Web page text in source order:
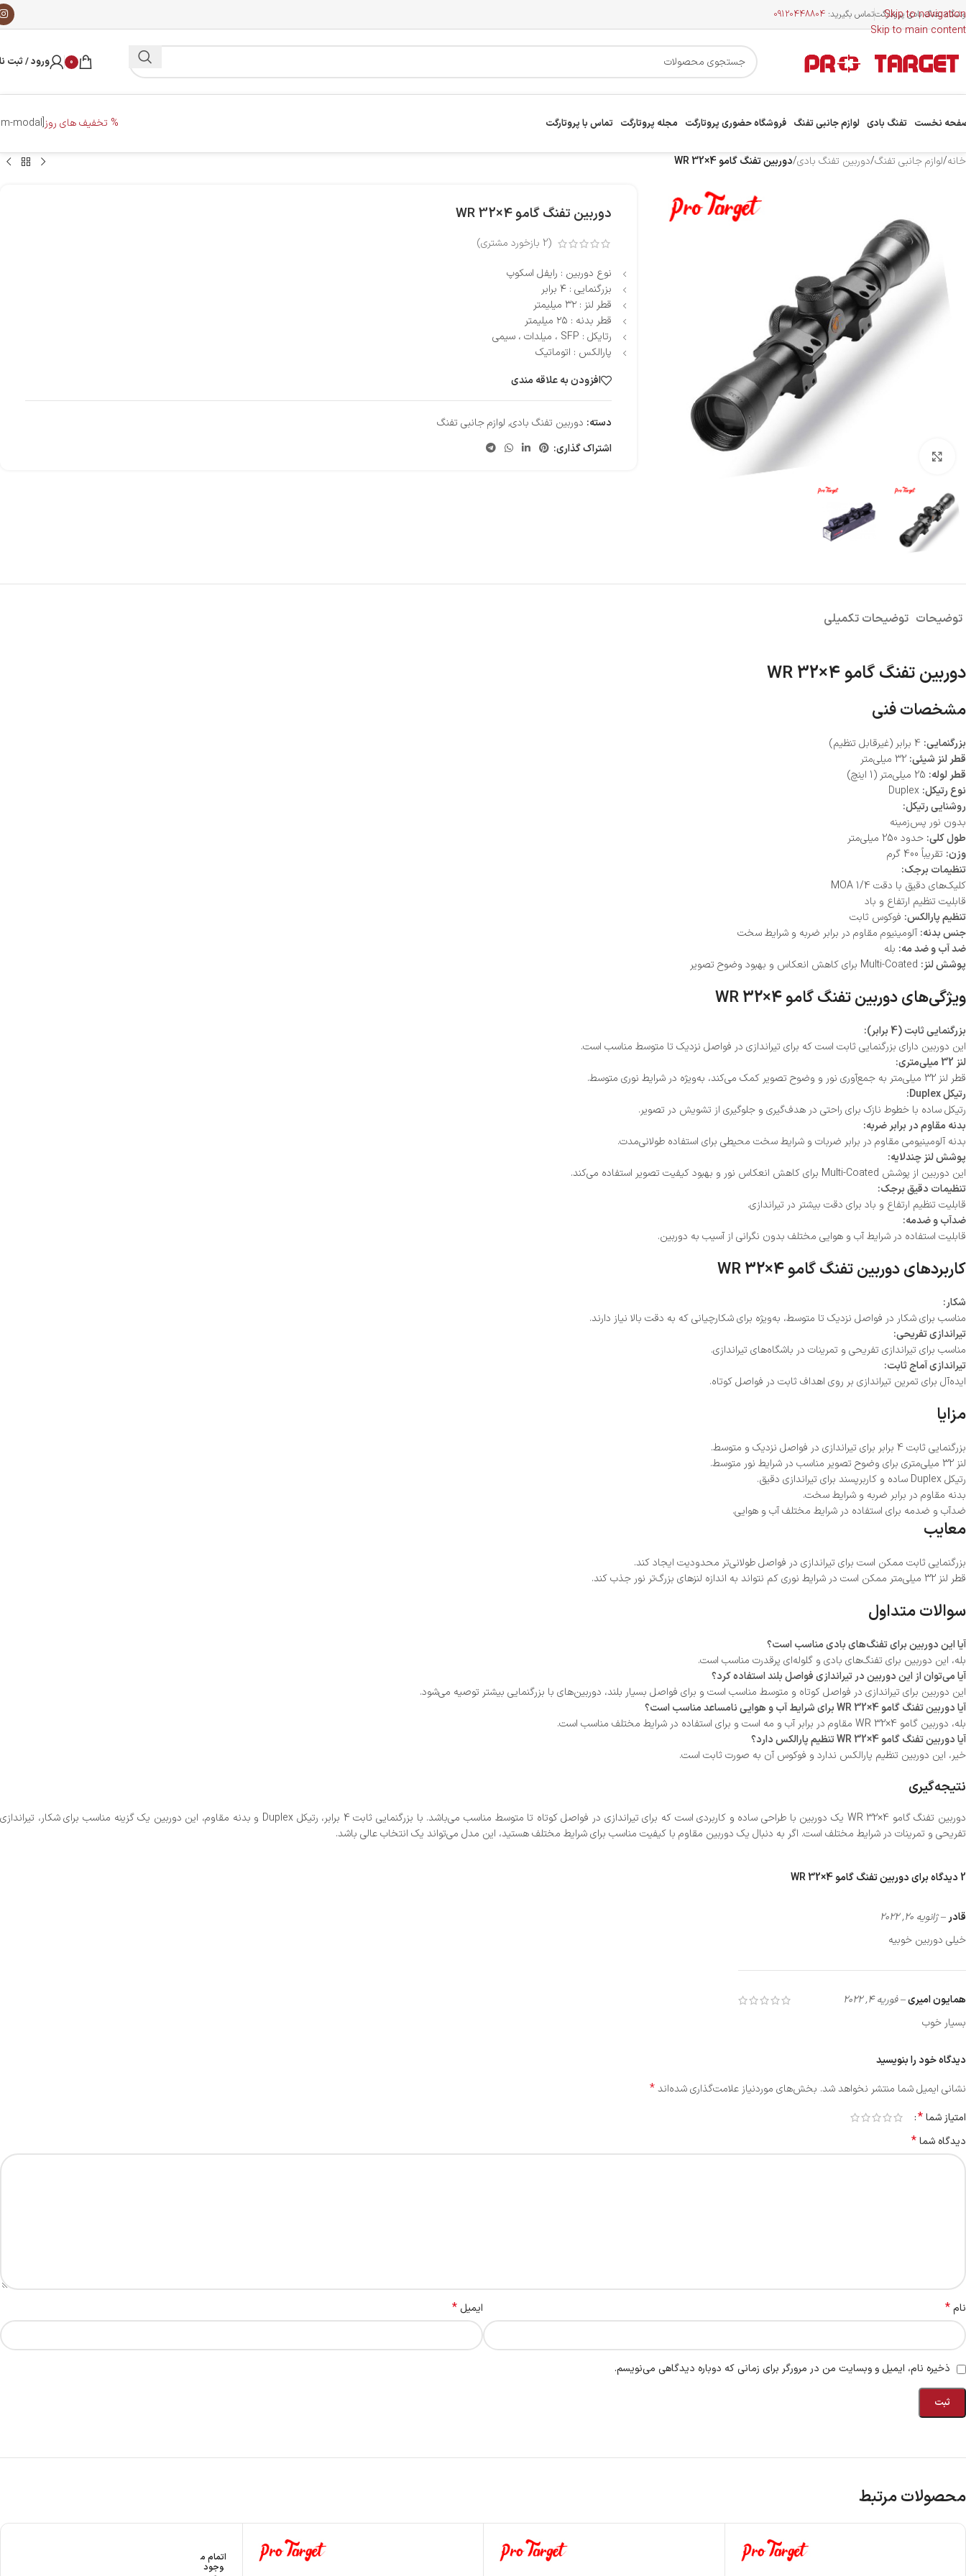
Skip to navigation
Skip to main content
تفنگ بادی پروتارگتتماس بگیرید: 09120448804
0 ورود / ثبت
نخست تفنگ بادی لوازم جانبی تفنگ فروشگاه حضوری پروتارگت مجله پروتارگت تماس با پروتارگت % تخفیف های روز[dm-modal]
خانه/لوازم جانبی تفنگ/دوربین تفنگ بادی/دوربین تفنگ گامو 4×32 WR
دوربین تفنگ گامو 4×32 WR
(
2 بازخورد مشتری)
نوع دوربین : رایفل اسکوپ
بزرگنمایی : ۴ برابر
قطر لنز : ۳۲ میلیمتر
قطر بدنه : ۲۵ میلیمتر
رتایکل : SFP ، میلدات ، سیمی
پارالکس : اتوماتیک
افزودن به علاقه مندی
دسته: دوربین تفنگ بادی, لوازم جانبی تفنگ
اشتراک گذاری:
توضیحات توضیحات تکمیلی
دوربین تفنگ گامو 4×32 WR
مشخصات فنی
بزرگنمایی:
قطر لنز شیئی:
قطر لوله:
نوع رتیکل:
روشنایی رتیکل:
بدون نور پس‌زمینه
طول کلی: حدود 250 میلی‌متر
وزن: تقریباً 400 گرم
تنظیمات برجک:
کلیک‌های دقیق با دقت 1/4 MOA
قابلیت تنظیم ارتفاع و باد
تنظیم پارالکس: فوکوس ثابت
جنس بدنه: آلومینیوم مقاوم در برابر ضربه و شرایط سخت
ضد آب و ضد مه: بله
پوشش لنز:
ویژگی‌های دوربین تفنگ گامو 4×32 WR
بزرگنمایی ثابت (4 برابر):
این دوربین دارای بزرگنمایی ثابت است که برای تیراندازی در فواصل نزدیک تا متوسط مناسب است.
لنز 32 میلی‌متری:
قطر لنز 32 میلی‌متر به جمع‌آوری نور و وضوح تصویر کمک می‌کند، به‌ویژه در شرایط نوری متوسط.
رتیکل Duplex:
رتیکل ساده با خطوط نازک برای راحتی در هدف‌گیری و جلوگیری از تشویش در تصویر.
بدنه مقاوم در برابر ضربه:
بدنه آلومینیومی مقاوم در برابر ضربات و شرایط سخت محیطی برای استفاده طولانی‌مدت.
پوشش لنز چندلایه:
این دوربین از پوشش Multi-Coated برای کاهش انعکاس نور و بهبود کیفیت تصویر استفاده می‌کند.
تنظیمات دقیق برجک:
قابلیت تنظیم ارتفاع و باد برای دقت بیشتر در تیراندازی.
ضدآب و ضدمه:
قابلیت استفاده در شرایط آب و هوایی مختلف بدون نگرانی از آسیب به دوربین.
کاربردهای دوربین تفنگ گامو 4×32 WR
شکار:
مناسب برای شکار در فواصل نزدیک تا متوسط، به‌ویژه برای شکارچیانی که به دقت بالا نیاز دارند.
تیراندازی تفریحی:
مناسب برای تیراندازی تفریحی و تمرینات در باشگاه‌های تیراندازی.
تیراندازی آماج ثابت:
ایده‌آل برای تمرین تیراندازی بر روی اهداف ثابت در فواصل کوتاه.
مزایا
بزرگنمایی ثابت 4 برابر برای تیراندازی در فواصل نزدیک و متوسط.
لنز 32 میلی‌متری برای وضوح تصویر مناسب در شرایط نور متوسط.
رتیکل Duplex ساده و کاربرپسند برای تیراندازی دقیق.
بدنه مقاوم در برابر ضربه و شرایط سخت.
ضدآب و ضدمه برای استفاده در شرایط مختلف آب و هوایی.
معایب
بزرگنمایی ثابت ممکن است برای تیراندازی در فواصل طولانی‌تر محدودیت ایجاد کند.
قطر لنز 32 میلی‌متر ممکن است در شرایط نوری کم نتواند به اندازه لنزهای بزرگ‌تر نور جذب کند.
سوالات متداول
آیا این دوربین برای تفنگ‌های بادی مناسب است؟
بله، این دوربین برای تفنگ‌های بادی و گلوله‌ای پرقدرت مناسب است.
آیا می‌توان از این دوربین در تیراندازی فواصل بلند استفاده کرد؟
این دوربین برای تیراندازی در فواصل کوتاه و متوسط مناسب است و برای فواصل بسیار بلند، دوربین‌های با بزرگنمایی بیشتر توصیه می‌شود.
آیا دوربین تفنگ گامو 4×32 WR برای شرایط آب و هوایی نامساعد مناسب است؟
بله، دوربین گامو 4×32 WR مقاوم در برابر آب و مه است و برای استفاده در شرایط مختلف مناسب است.
آیا دوربین تفنگ گامو 4×32 WR تنظیم پارالکس دارد؟
خیر، این دوربین تنظیم پارالکس ندارد و فوکوس آن به صورت ثابت است.
نتیجه‌گیری
دوربین تفنگ گامو 4×32 WR یک دوربین با طراحی ساده و کاربردی است که برای تیراندازی در فواصل کوتاه تا متوسط مناسب می‌باشد. با بزرگنمایی ثابت 4 برابر، رتیکل Duplex و بدنه مقاوم، این دوربین یک گزینه مناسب برای شکار، تیراندازی
تفریحی و تمرینات در شرایط مختلف است. اگر به دنبال یک دوربین مقاوم با کیفیت مناسب برای شرایط مختلف هستید، این مدل می‌تواند یک انتخاب عالی باشد.
2 دیدگاه برای دوربین تفنگ گامو 4×32 WR
قادر –ژانویه 20, 2022
خیلی دوربین خوبیه
همایون امیری–فوریه 4, 2022
بسیار خوب
دیدگاه خود را بنویسید
نشانی ایمیل شما منتشر نخواهد شد. بخش‌های موردنیاز علامت‌گذاری شده‌اند*
امتیاز شما*
دیدگاه شما*
نام* ایمیل *
ذخیره نام، ایمیل و وبسایت من در مرورگر برای زمانی که دوباره دیدگاهی می‌نویسم.
محصولات مرتبط
اتمام م
وجود